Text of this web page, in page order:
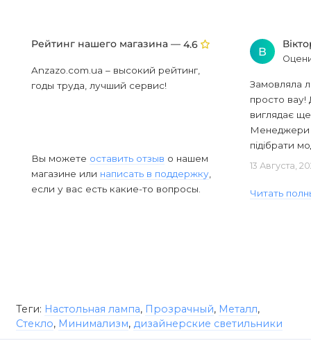
Рейтинг нашего магазина — 4.6
Anzazo.com.ua – высокий рейтинг,
годы труда, лучший сервис!
Вы можете оставить отзыв о нашем
магазине или написать в поддержку,
если у вас есть какие-то вопросы.
В
Замовляла
просто вау!
виглядає
Менеджери
підібрати
13 Августа,
Читать
Теги: Настольная лампа, Прозрачный, Металл,
Стекло, Минимализм, дизайнерские светильники